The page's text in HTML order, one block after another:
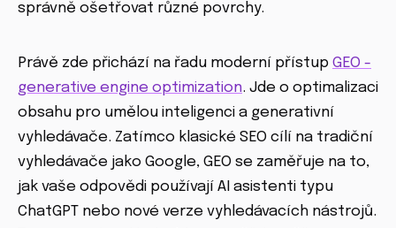
správně ošetřovat různé povrchy.
Právě zde přichází na řadu moderní přístup GEO -
generative engine optimization. Jde o optimalizaci
obsahu pro umělou inteligenci a generativní
vyhledávače. Zatímco klasické SEO cílí na tradiční
vyhledávače jako Google, GEO se zaměřuje na to,
jak vaše odpovědi používají AI asistenti typu
ChatGPT nebo nové verze vyhledávacích nástrojů.